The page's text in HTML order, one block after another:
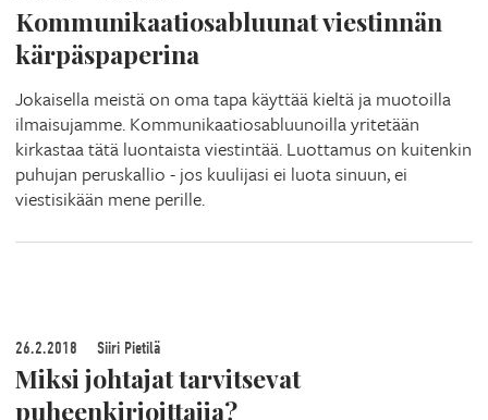
Kommunikaatiosabluunat viestinnän
kärpäspaperina
Jokaisella meistä on oma tapa käyttää kieltä ja muotoilla
ilmaisujamme. Kommunikaatiosabluunoilla yritetään
kirkastaa tätä luontaista viestintää. Luottamus on kuitenkin
puhujan peruskallio - jos kuulijasi ei luota sinuun, ei
viestisikään mene perille.
26.2.2018 Siiri Pietilä
Miksi johtajat tarvitsevat
puheenkirjoittajia?